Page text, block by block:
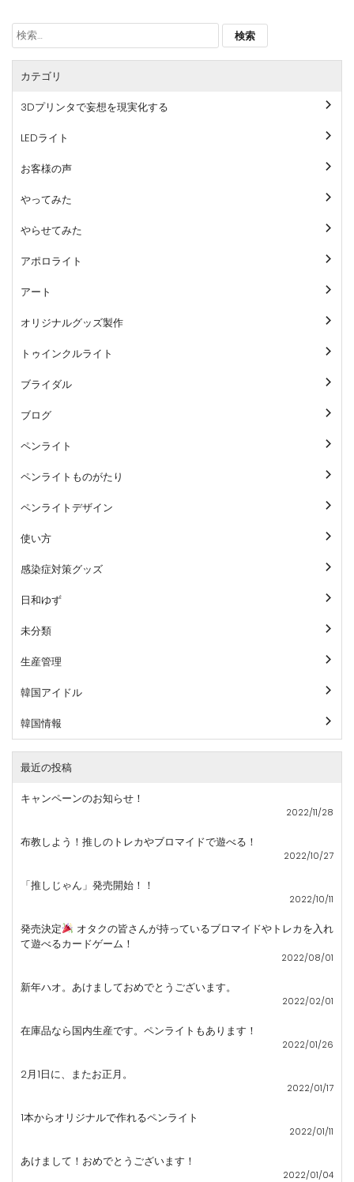
検
索:
カテゴリ
3Dプリンタで妄想を現実化する
LEDライト
お客様の声
やってみた
やらせてみた
アポロライト
アート
オリジナルグッズ製作
トゥインクルライト
ブライダル
ブログ
ペンライト
ペンライトものがたり
ペンライトデザイン
使い方
感染症対策グッズ
日和ゆず
未分類
生産管理
韓国アイドル
韓国情報
最近の投稿
キャンペーンのお知らせ！
2022/11/28
布教しよう！推しのトレカやブロマイドで遊べる！
2022/10/27
「推しじゃん」発売開始！！
2022/10/11
発売決定
オタクの皆さんが持っているブロマイドやトレカを入れ
て遊べるカードゲーム！
2022/08/01
新年ハオ。あけましておめでとうございます。
2022/02/01
在庫品なら国内生産です。ペンライトもあります！
2022/01/26
2月1日に、またお正月。
2022/01/17
1本からオリジナルで作れるペンライト
2022/01/11
あけまして！おめでとうございます！
2022/01/04